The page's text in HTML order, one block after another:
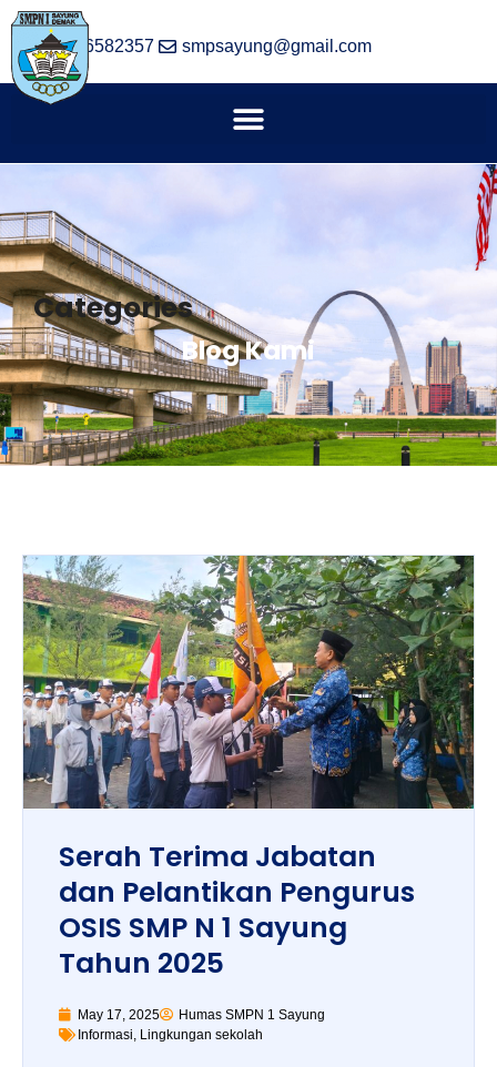
(024) 6582357 smpsayung@gmail.com
Categories
Blog Kami
Serah Terima Jabatan
dan Pelantikan Pengurus
OSIS SMP N 1 Sayung
Tahun 2025
May 17, 2025
Humas SMPN 1 Sayung
Informasi, Lingkungan sekolah